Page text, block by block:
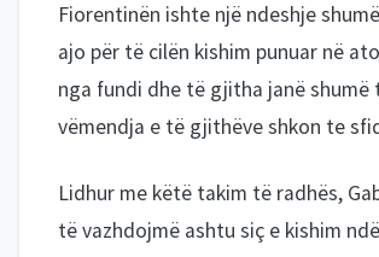
Fiorentinën ishte një ndeshje
ajo për të cilën kishim punuar në
nga fundi dhe të gjitha janë shumë
vëmendja e të gjithëve shkon te
Lidhur me këtë takim të radhës,
të vazhdojmë ashtu siç e kishim